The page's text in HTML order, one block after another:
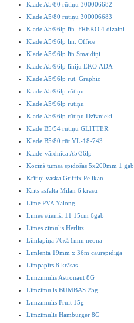
Klade A5/80 rūtiņu 300006682
Klade A5/80 rūtiņu 300006683
Klade A5/96lp līn. FREKO 4.dizaini
Klade A5/96lp līn. Office
Klade A5/96lp līn.Smaidiņi
Klade A5/96lp līniju EKO ĀDA
Klade A5/96lp rūt. Graphic
Klade A5/96lp rūtiņu
Klade A5/96lp rūtiņu
Klade A5/96lp rūtiņu Dzīvnieki
Klade B5/54 rūtiņu GLITTER
Klade B5/80 rūt YL-18-743
Klade-vārdnīca A5/36lp
Kociņš tumsā spīdošas 5x200mm 1 gab
Krītiņi vaska Griffix Pelikan
Krīts asfalta Milan 6 krāsu
Līme PVA Yalong
Līmes stienīši 11 15cm 6gab
Līmes zīmulis Herlitz
Līmlapiņa 76x51mm neona
Līmlenta 19mm x 36m caurspīdīga
Līmpapīrs 8 krāsas
Līmzīmulis Astronaut 8G
Līmzīmulis BUMBAS 25g
Līmzīmulis Fruit 15g
Līmzīmulis Hamburger 8G